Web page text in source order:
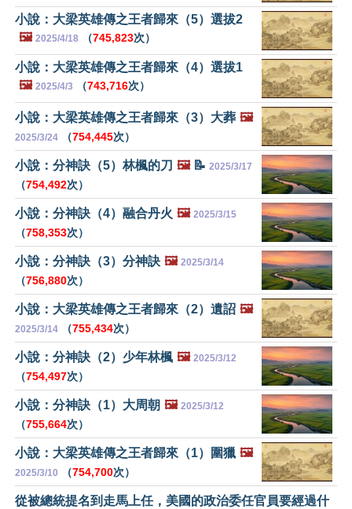
小說：大梁英雄傳之王者歸來（5）選拔2
🖼️ 2025/4/18 （745,823次）
小說：大梁英雄傳之王者歸來（4）選拔1
🖼️ 2025/4/3 （743,716次）
小說：大梁英雄傳之王者歸來（3）大葬 🖼️
2025/3/24 （754,445次）
小說：分神訣（5）林楓的刀 🖼️📝 2025/3/17
（754,492次）
小說：分神訣（4）融合丹火 🖼️ 2025/3/15
（758,353次）
小說：分神訣（3）分神訣 🖼️ 2025/3/14
（756,880次）
小說：大梁英雄傳之王者歸來（2）遺詔 🖼️
2025/3/14 （755,434次）
小說：分神訣（2）少年林楓 🖼️ 2025/3/12
（754,497次）
小說：分神訣（1）大周朝 🖼️ 2025/3/12
（755,664次）
小說：大梁英雄傳之王者歸來（1）圍獵 🖼️
2025/3/10 （754,700次）
從被總統提名到走馬上任，美國的政治委任官員要經過什